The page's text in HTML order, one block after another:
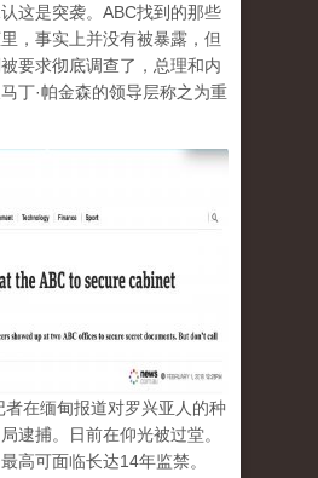
这是突袭。ABC找到的那些
，事实上并没有被暴露，但
要求彻底调查了，总理和内
丁·帕金森的领导层称之为重
者在缅甸报道对罗兴亚人的种
逮捕。日前在仰光被过堂。
高可面临长达14年监禁。